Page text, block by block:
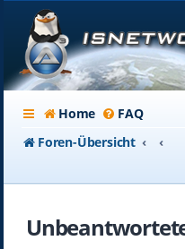
Home FAQ
Foren-Übersicht